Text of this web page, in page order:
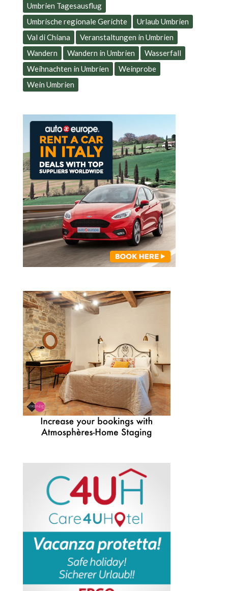
Umbrien Tagesausflug
Umbrische regionale Gerichte
Urlaub Umbrien
Val di Chiana
Veranstaltungen in Umbrien
Wandern
Wandern in Umbrien
Wasserfall
Weihnachten in Umbrien
Weinprobe
Wein Umbrien